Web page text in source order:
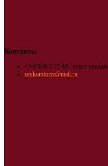
Контакты
+7 978 811 72 40 - отдел продаж
sevkomfortv@mail.ru